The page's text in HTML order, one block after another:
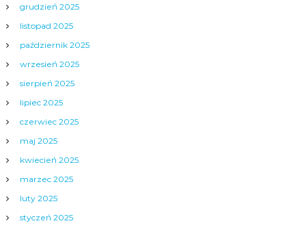
grudzień 2025
listopad 2025
październik 2025
wrzesień 2025
sierpień 2025
lipiec 2025
czerwiec 2025
maj 2025
kwiecień 2025
marzec 2025
luty 2025
styczeń 2025